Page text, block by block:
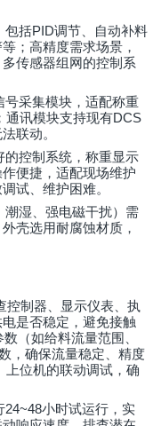
包括PID调节、自动补料
；高精度需求场景，
传感器组网的控制系
号采集模块，适配称重
通讯模块支持现有DCS
联动。
的控制系统，称重显示
便捷，适配现场维护
试、维护困难。
潮湿、强电磁干扰）需
壳选用耐腐蚀材质，
控制器、显示仪表、执
是否稳定，避免接触
（如给料流量范围、
，确保流量稳定、精度
上位机的联动调试，确
24~48小时试运行，实